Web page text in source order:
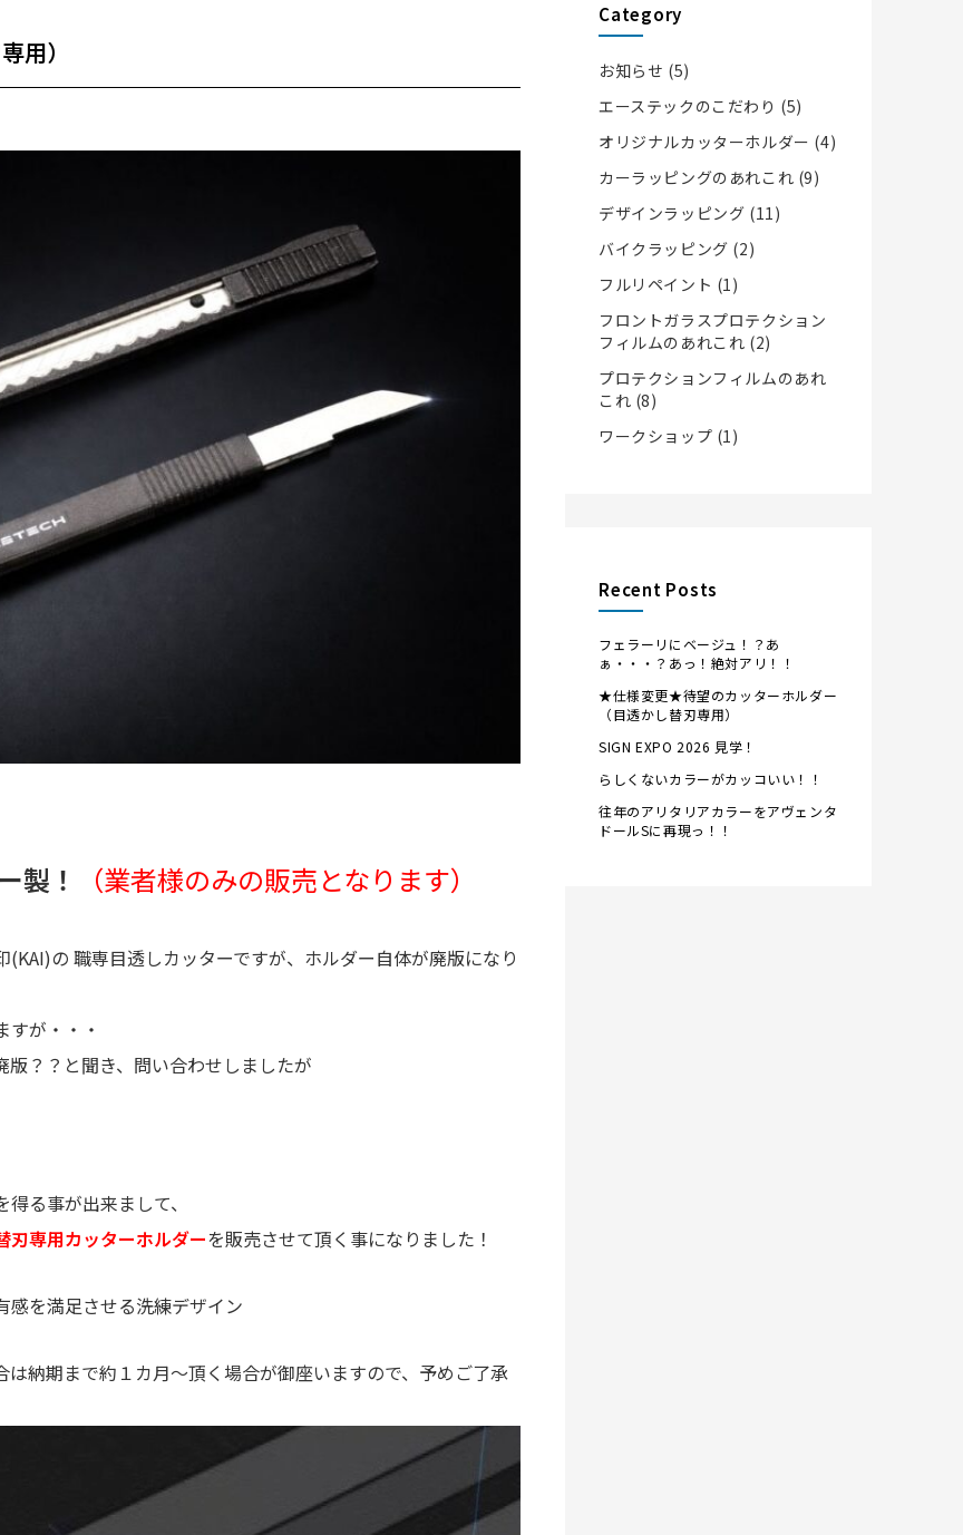
用）
製！ （業者様のみの販売となります）
の 職専目透しカッターですが、ホルダー自体が廃版になり
が・・・
？？と聞き、問い合わせしましたが
る事が出来まして、
刃専用カッターホルダーを販売させて頂く事になりました！
感を満足させる洗練デザイン
納期まで約１カ月～頂く場合が御座いますので、予めご了承
Category
お知らせ (5)
エーステックのこだわり (5)
オリジナルカッターホルダー (4)
カーラッピングのあれこれ (9)
デザインラッピング (11)
バイクラッピング (2)
フルリペイント (1)
フロントガラスプロテクション
フィルムのあれこれ (2)
プロテクションフィルムのあれ
これ (8)
ワークショップ (1)
Recent Posts
フェラーリにベージュ！？あ
ぁ・・・？あっ！絶対アリ！！
★仕様変更★待望のカッターホルダー
（目透かし替刃専用）
SIGN EXPO 2026 見学！
らしくないカラーがカッコいい！！
往年のアリタリアカラーをアヴェンタ
ドールSに再現っ！！